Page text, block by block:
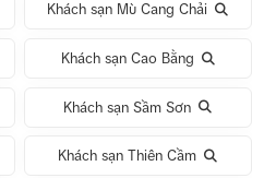
Khách sạn Mù Cang Chải
Khách sạn Cao Bằng
Khách sạn Sầm Sơn
Khách sạn Thiên Cầm